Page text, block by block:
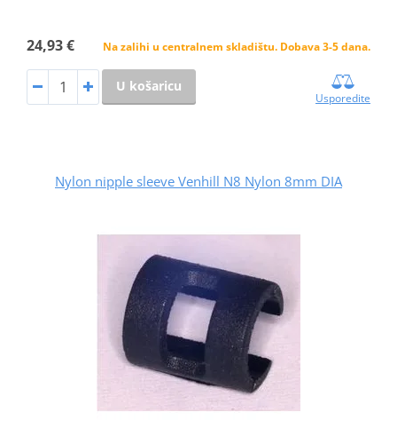
24,93 € Na zalihi u centralnem skladištu. Dobava 3-5 dana.
U košaricu
Usporedite
Nylon nipple sleeve Venhill N8 Nylon 8mm DIA